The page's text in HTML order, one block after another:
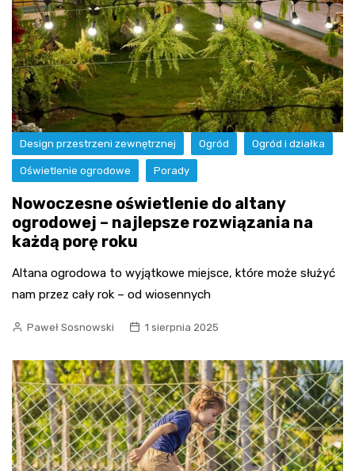
Design przestrzeni zewnętrznej Ogród Ogród i działka
Oświetlenie ogrodowe Porady
Nowoczesne oświetlenie do altany
ogrodowej – najlepsze rozwiązania na
każdą porę roku
Altana ogrodowa to wyjątkowe miejsce, które może służyć
nam przez cały rok – od wiosennych
Paweł Sosnowski 1 sierpnia 2025